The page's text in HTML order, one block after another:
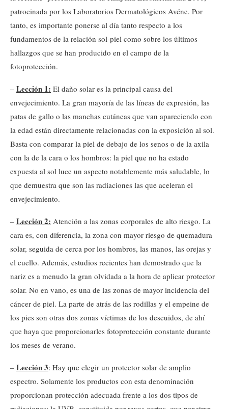
patrocinada por los Laboratorios Dermatológicos Avéne. Por
tanto, es importante ponerse al día tanto respecto a los
fundamentos de la relación sol-piel como sobre los últimos
hallazgos que se han producido en el campo de la
fotoprotección.
– Lección 1: El daño solar es la principal causa del
envejecimiento. La gran mayoría de las líneas de expresión, las
patas de gallo o las manchas cutáneas que van apareciendo con
la edad están directamente relacionadas con la exposición al sol.
Basta con comparar la piel de debajo de los senos o de la axila
con la de la cara o los hombros: la piel que no ha estado
expuesta al sol luce un aspecto notablemente más saludable, lo
que demuestra que son las radiaciones las que aceleran el
envejecimiento.
– Lección 2: Atención a las zonas corporales de alto riesgo. La
cara es, con diferencia, la zona con mayor riesgo de quemadura
solar, seguida de cerca por los hombros, las manos, las orejas y
el cuello. Además, estudios recientes han demostrado que la
nariz es a menudo la gran olvidada a la hora de aplicar protector
solar. No en vano, es una de las zonas de mayor incidencia del
cáncer de piel. La parte de atrás de las rodillas y el empeine de
los pies son otras dos zonas víctimas de los descuidos, de ahí
que haya que proporcionarles fotoprotección constante durante
los meses de verano.
– Lección 3: Hay que elegir un protector solar de amplio
espectro. Solamente los productos con esta denominación
proporcionan protección adecuada frente a los dos tipos de